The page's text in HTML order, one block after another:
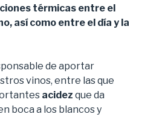
térmicas entre el
así como entre el día y la
de aportar
vinos, entre las que
acidez que da
boca a los blancos y